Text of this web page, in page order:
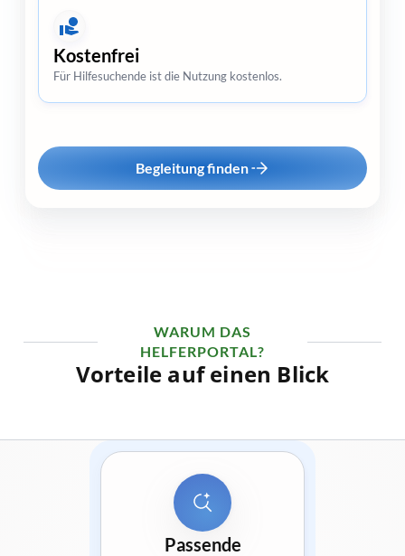
Kostenfrei
Für Hilfesuchende ist die Nutzung kostenlos.
Begleitung finden
WARUM DAS
HELFERPORTAL?
Vorteile auf einen Blick
Passende